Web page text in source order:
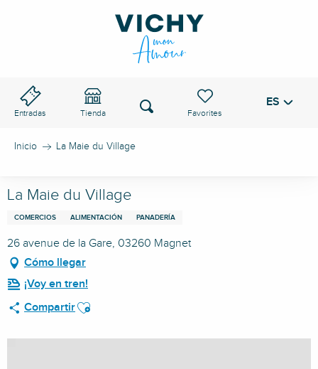
Entradas Tienda
Voir les favoris
Buscar ES
Inicio La Maie du Village
La Maie du Village
COMERCIOS ALIMENTACIÓN PANADERÍA
26 avenue de la Gare, 03260 Magnet
Cómo llegar
¡Voy en tren!
CompartirAjouter aux favoris